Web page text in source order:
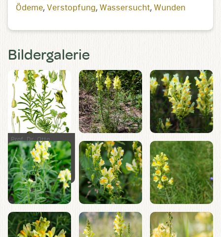
Ödeme, Verstopfung, Wassersucht, Wunden
Bildergalerie
Prof. Dr. Otto
Wilhelm Thomé
[Public domain,
GFDLorCC-BY-SA-
3.0],via Wikimedia
Commons